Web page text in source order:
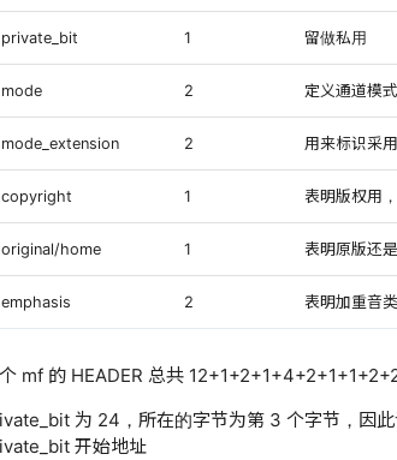
private_bit 1 留做私用
mode 2 定义通道模式
mode_extension 2 用来标识采
copyright 1 表明版权用
original/home 1 表明原版还
emphasis 2 表明加重音
mf 的 HEADER 总共
为 24，所在的字节为第 3 个字节，因
开始地址